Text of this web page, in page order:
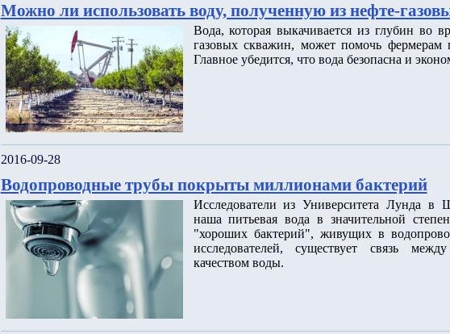
Можно ли использовать воду, полученную из нефте-
Вода, которая выкачивается из глубин во
газовых скважин, может помочь фермерам
Главное убедится, что вода безопасна и
2016-09-28
Водопроводные трубы покрыты миллионами бактерий
Исследователи из Университета Лунда в
наша питьевая вода в значительной
"хороших бактерий", живущих в
исследователей, существует связь
качеством воды.